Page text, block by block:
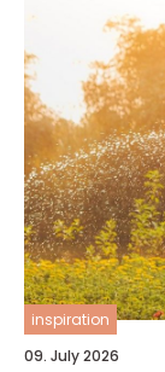
inspiration
09. July 2026